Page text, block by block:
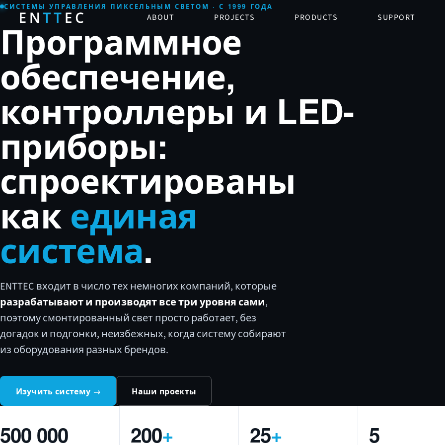
ABOUT PROJECTS PRODUCTS SUPPORT
СИСТЕМЫ УПРАВЛЕНИЯ ПИКСЕЛЬНЫМ СВЕТОМ · С 1999 ГОДА
Программное
обеспечение,
контроллеры и LED-
приборы:
спроектированы
как единая
система.
ENTTEC входит в число тех немногих компаний, которые
разрабатывают и производят все три уровня сами,
поэтому смонтированный свет просто работает, без
догадок и подгонки, неизбежных, когда систему собирают
из оборудования разных брендов.
Изучить систему → Наши проекты
500 000 200+ 25+ 5